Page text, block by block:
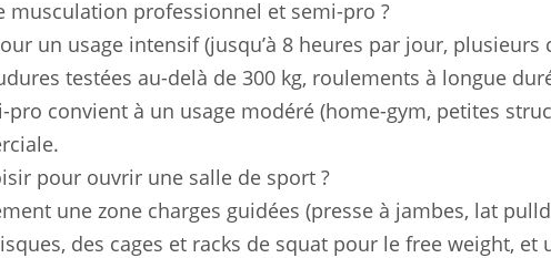
professionnel et semi-pro ?
un usage intensif (jusqu’à 8 heures par jour, plusieurs
testées au-delà de 300 kg, roulements à longue
pro convient à un usage modéré (home-gym, petites
pour ouvrir une salle de sport ?
une zone charges guidées (presse à jambes, lat
des cages et racks de squat pour le free weight, et